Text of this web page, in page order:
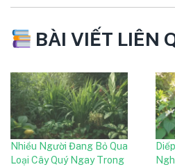
BÀI VIẾT LIÊN
Nhiều Người Đang Bỏ Qua
Loại Cây Quý Ngay Trong